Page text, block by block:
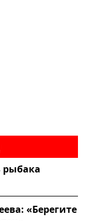
рыбака
«Берегите